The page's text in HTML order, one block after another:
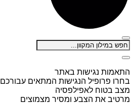
התאמות נגישות באתר
בחרו פרופיל הנגישות המתאים עבורכם
מצב בטוח לאפילפסיה
מרטיב את הצבע ומסיר מצמוצים